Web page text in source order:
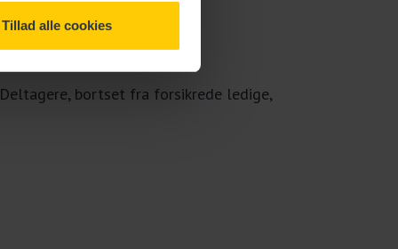
Tillad alle cookies
bortset fra forsikrede ledige,